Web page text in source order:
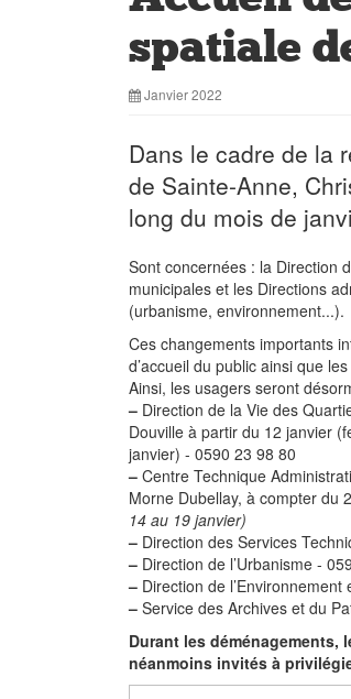
spatiale
Janvier 2022
Dans le cadre de la
de Sainte-Anne,
long du mois de
Sont concernées : la Direction
municipales et les Directions
(urbanisme, environnement...).
Ces changements importants
d’accueil du public ainsi que
Ainsi, les usagers seront
– Direction de la Vie des
Douville à partir du 12 janvier
janvier) - 0590 23 98 80
– Centre Technique
Morne Dubellay, à compter du
14 au 19 janvier)
– Direction des Services
– Direction de l’Urbanisme -
– Direction de
– Service des Archives et du
Durant les
néanmoins invités à